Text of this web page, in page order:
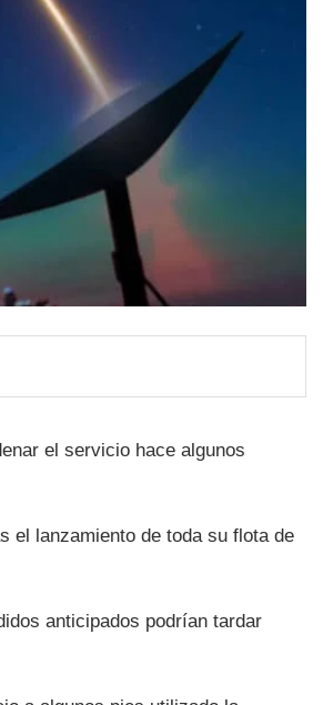
el servicio hace algunos
el lanzamiento de toda su flota de
anticipados podrían tardar